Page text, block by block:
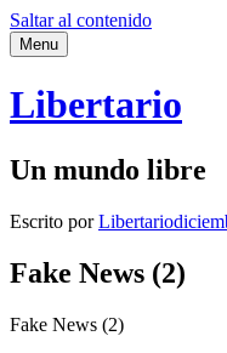
Saltar al contenido
Menu
Libertario
Un mundo libre
Escrito porLibertario
Fake News (2)
Fake News (2)